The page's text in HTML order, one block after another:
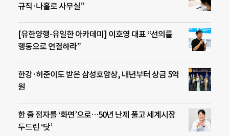
규직·나홀로 사무실”
[유한양행-유일한 아카데미] 이호영 대표 “선의를
행동으로 연결하라”
한강·허준이도 받은 삼성호암상, 내년부터 상금 5억
원
한 줄 점자를 ‘화면’으로…50년 난제 풀고 세계시장
두드린 ‘닷’